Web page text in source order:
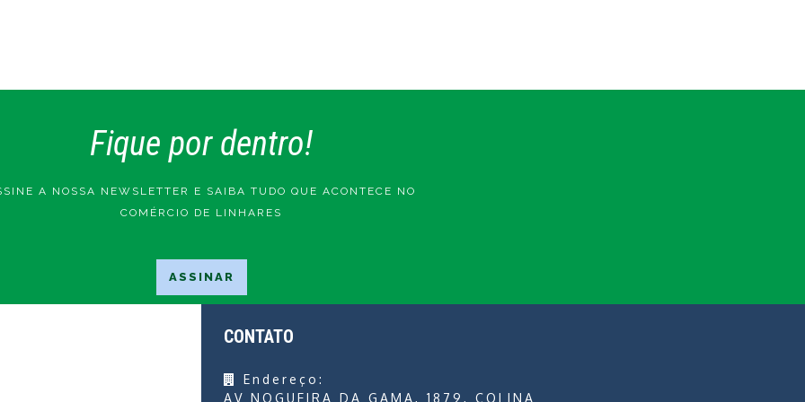
Fique por dentro!
A NOSSA NEWSLETTER E SAIBA TUDO QUE ACONTECE NO
COMÉRCIO DE LINHARES
CONTATO
Endereço:
AV NOGUEIRA DA GAMA, 1879, COLINA